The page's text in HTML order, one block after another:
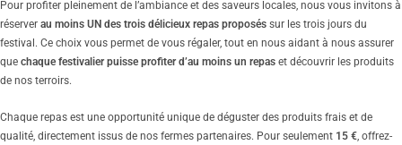
Pour profiter pleinement de l’ambiance et des saveurs locales, nous vous invitons à
réserver au moins UN des trois délicieux repas proposés sur les trois jours du
festival. Ce choix vous permet de vous régaler, tout en nous aidant à nous assurer
que chaque festivalier puisse profiter d’au moins un repas et découvrir les produits
de nos terroirs.
Chaque repas est une opportunité unique de déguster des produits frais et de
qualité, directement issus de nos fermes partenaires. Pour seulement 15 €, offrez-